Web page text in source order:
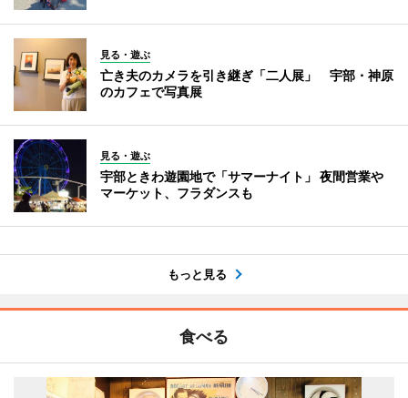
見る・遊ぶ
亡き夫のカメラを引き継ぎ「二人展」 宇部・神原
のカフェで写真展
見る・遊ぶ
宇部ときわ遊園地で「サマーナイト」 夜間営業や
マーケット、フラダンスも
もっと見る
食べる